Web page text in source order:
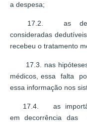
a despesa;
17.2. as
consideradas
recebeu o tratamento
17.3. nas hipóteses
médicos, essa falta
essa informação nos
17.4. as
em decorrência